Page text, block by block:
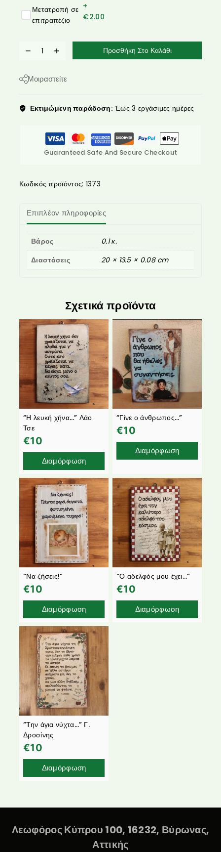
Μετατροπή σε
επιτραπέζιο
+
€2.00
Προσθήκη Στο Καλάθι
Μοιραστείτε
Εκτιμώμενη παράδοση: Έως 3 εργάσιμες ημέρες
Guaranteed Safe And Secure Checkout
Κωδικός προϊόντος: 1373
Επιπλέον πληροφορίες
Βάρος
0.1 κ.
Διαστάσεις
20 × 13.5 × 0.08 cm
Σχετικά προϊόντα
“Η λευκή χήνα…” Λάο
Τσε
€10
Διαμόρφωση
“Γίνε ο άνθρωπος…”
€10
Διαμόρφωση
“Να ζήσεις!”
€10
Διαμόρφωση
“Ο αδελφός μου έχει…”
€10
Διαμόρφωση
“Την άγια νύχτα…” Γ.
Δροσίνης
€10
Διαμόρφωση
Λεωφόρος Κύπρου 100, 16232, Βύρωνας,
Αττικής